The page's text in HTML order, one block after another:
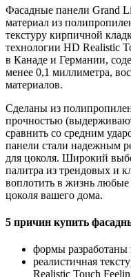
Фасадные панели Grand
материал из
текстуру кирпичной
технологии HD Realistic
в Канаде и Германии,
менее 0,1 миллиметра,
материалов.
Сделаны из
прочностью
сравнить со средним
панели стали надежным
для цоколя. Широкий
палитра из трендовых и
воплотить в жизнь любые
цоколя вашего дома.
5 причин купить
формы
реалистичная
Realistic Touch